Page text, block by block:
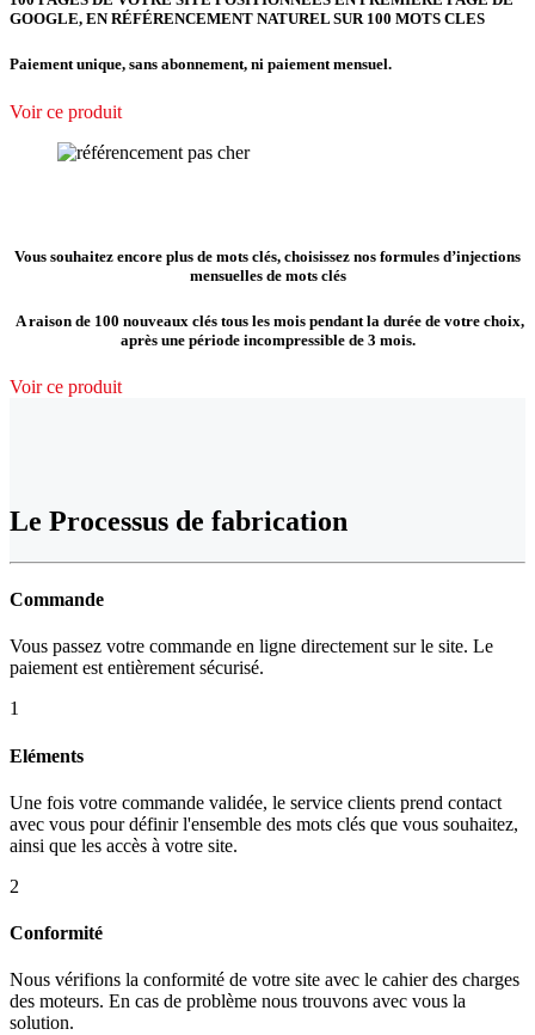
GOOGLE, EN RÉFÉRENCEMENT NATUREL SUR 100 MOTS CLES
Paiement unique, sans abonnement, ni paiement mensuel.
Voir ce produit
Vous souhaitez encore plus de mots clés, choisissez nos formules d’injections
mensuelles de mots clés
A raison de 100 nouveaux clés tous les mois pendant la durée de votre choix,
après une période incompressible de 3 mois.
Voir ce produit
Le Processus de fabrication
Commande
Vous passez votre commande en ligne directement sur le site. Le
paiement est entièrement sécurisé.
1
Eléments
Une fois votre commande validée, le service clients prend contact
avec vous pour définir l'ensemble des mots clés que vous souhaitez,
ainsi que les accès à votre site.
2
Conformité
Nous vérifions la conformité de votre site avec le cahier des charges
des moteurs. En cas de problème nous trouvons avec vous la
solution.